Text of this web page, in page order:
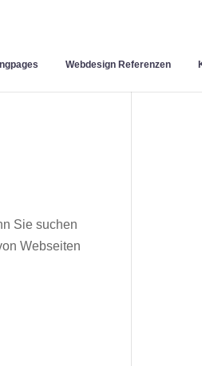
Webdesign Referenzen
Sie suchen
Webseiten